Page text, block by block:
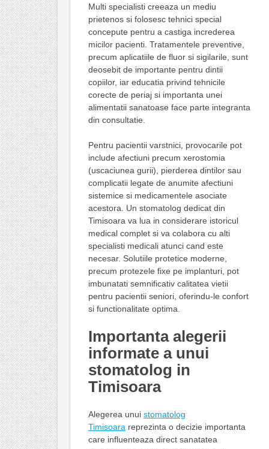
Multi specialisti creeaza un mediu
prietenos si folosesc tehnici special
concepute pentru a castiga increderea
micilor pacienti. Tratamentele preventive,
precum aplicatiile de fluor si sigilarile, sunt
deosebit de importante pentru dintii
copiilor, iar educatia privind tehnicile
corecte de periaj si importanta unei
alimentatii sanatoase face parte integranta
din consultatie.
Pentru pacientii varstnici, provocarile pot
include afectiuni precum xerostomia
(uscaciunea gurii), pierderea dintilor sau
complicatii legate de anumite afectiuni
sistemice si medicamentele asociate
acestora. Un stomatolog dedicat din
Timisoara va lua in considerare istoricul
medical complet si va colabora cu alti
specialisti medicali atunci cand este
necesar. Solutiile protetice moderne,
precum protezele fixe pe implanturi, pot
imbunatati semnificativ calitatea vietii
pentru pacientii seniori, oferindu-le confort
si functionalitate optima.
Importanta alegerii
informate a unui
stomatolog in
Timisoara
Alegerea unui stomatolog
Timisoarareprezinta o decizie importanta
care influenteaza direct sanatatea